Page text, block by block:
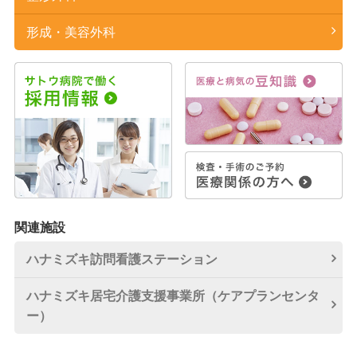
形成・美容外科
関連施設
ハナミズキ訪問看護ステーション
ハナミズキ居宅介護支援事業所（ケアプランセンタ
ー）